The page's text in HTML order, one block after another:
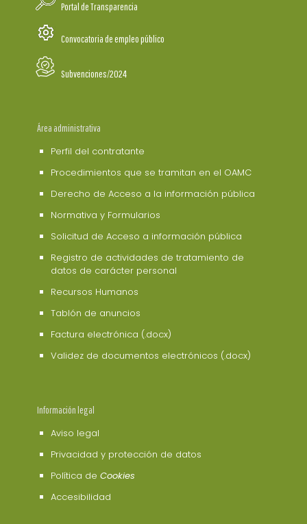
Portal de Transparencia
Convocatoria de empleo público
Subvenciones/2024
Área administrativa
Perfil del contratante
Procedimientos que se tramitan en el OAMC
Derecho de Acceso a la información pública
Normativa y Formularios
Solicitud de Acceso a información pública
Registro de actividades de tratamiento de
datos de carácter personal
Recursos Humanos
Tablón de anuncios
Factura electrónica (.docx)
Validez de documentos electrónicos (.docx)
Información legal
Aviso legal
Privacidad y protección de datos
Política de Cookies
Accesibilidad